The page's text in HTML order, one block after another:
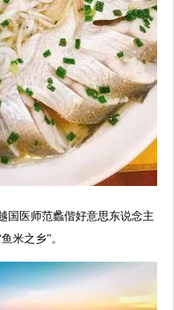
国医师范蠡偕好意思东说念主
米之乡”。